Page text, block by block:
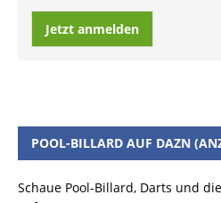
Jetzt anmelden
POOL-BILLARD AUF DAZN
Schaue Pool-Billard, Darts und